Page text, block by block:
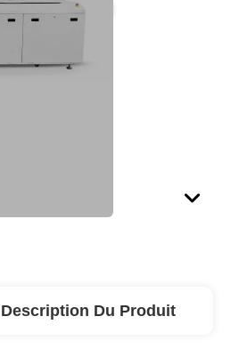
Description Du Produit